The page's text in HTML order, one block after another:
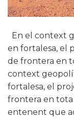
En el context
en fortalesa, el
de frontera en
context
fortalesa, el
frontera en tota
entenent que